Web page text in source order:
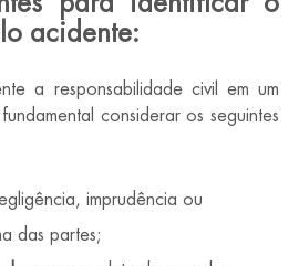
acidente:
a responsabilidade civil em um
considerar os seguintes
imprudência ou
das partes;